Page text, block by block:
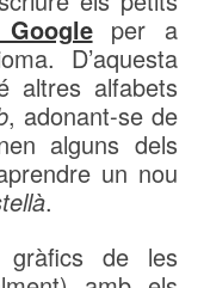
per a
D’aquesta
altres alfabets
, adonant-se de
alguns dels
un nou
.
gràfics de les